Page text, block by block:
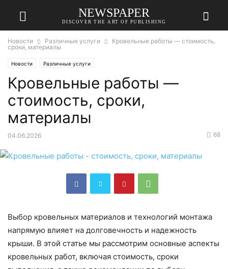
NEWSPAPER
DISCOVER THE ART OF PUBLISHING
Новости Различные услуги
Кровельные работы — стоимость,
сроки, материалы
Новости Различные услуги
Кровельные работы —
стоимость, сроки,
материалы
04.06.2026 68
Выбор кровельных материалов и технологий монтажа
напрямую влияет на долговечность и надежность
крыши. В этой статье мы рассмотрим основные аспекты
кровельных работ, включая стоимость, сроки